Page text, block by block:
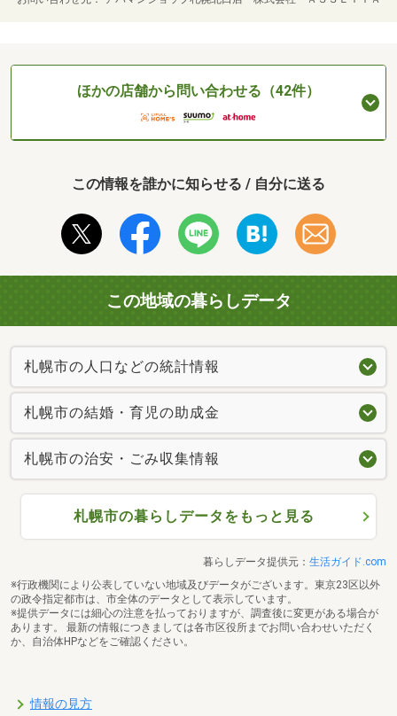
ほかの店舗から問い合わせる（42件）
この情報を誰かに知らせる / 自分に送る
この地域の暮らしデータ
札幌市の人口などの統計情報
札幌市の結婚・育児の助成金
札幌市の治安・ごみ収集情報
札幌市の暮らしデータをもっと見る
暮らしデータ提供元： 生活ガイド.com
※行政機関により公表していない地域及びデータがございます。東京23区以外
の政令指定都市は、市全体のデータとして表示しています。
※提供データには細心の注意を払っておりますが、調査後に変更がある場合が
あります。 最新の情報につきましては各市区役所までお問い合わせいただく
か、自治体HPなどをご確認ください。
情報の見方